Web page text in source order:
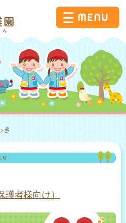
き
護者様向け）